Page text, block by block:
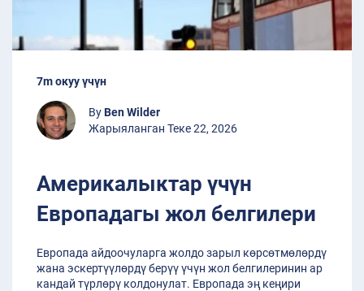
7m окуу үчүн
ByBen Wilder
Жарыяланган Теке 22, 2026
Америкалыктар үчүн
Европадагы жол белгилери
Европада айдоочуларга жолдо зарыл көрсөтмөлөрдү
жана эскертүүлөрдү берүү үчүн жол белгилеринин ар
кандай түрлөрү колдонулат. Европада эң кеңири